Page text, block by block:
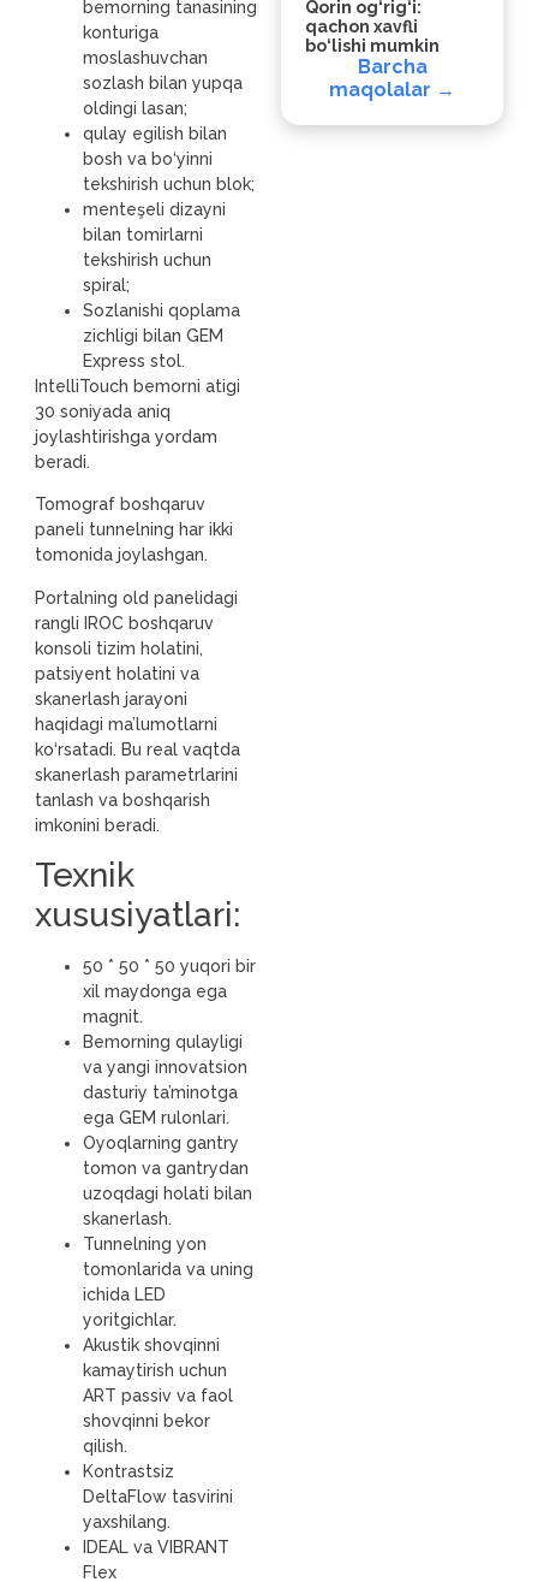
bemorning tanasining
konturiga
moslashuvchan
sozlash bilan yupqa
oldingi lasan;
qulay egilish bilan
bosh va bo‘yinni
tekshirish uchun blok;
menteşeli dizayni
bilan tomirlarni
tekshirish uchun
spiral;
Sozlanishi qoplama
zichligi bilan GEM
Express stol.
IntelliTouch bemorni atigi
30 soniyada aniq
joylashtirishga yordam
beradi.
Tomograf boshqaruv
paneli tunnelning har ikki
tomonida joylashgan.
Portalning old panelidagi
rangli IROC boshqaruv
konsoli tizim holatini,
patsiyent holatini va
skanerlash jarayoni
haqidagi ma’lumotlarni
ko‘rsatadi. Bu real vaqtda
skanerlash parametrlarini
tanlash va boshqarish
imkonini beradi.
Texnik
xususiyatlari:
50 * 50 * 50 yuqori bir
xil maydonga ega
magnit.
Bemorning qulayligi
va yangi innovatsion
dasturiy ta’minotga
ega GEM rulonlari.
Oyoqlarning gantry
tomon va gantrydan
uzoqdagi holati bilan
skanerlash.
Tunnelning yon
tomonlarida va uning
ichida LED
yoritgichlar.
Akustik shovqinni
kamaytirish uchun
ART passiv va faol
shovqinni bekor
qilish.
Kontrastsiz
DeltaFlow tasvirini
yaxshilang.
IDEAL va VIBRANT
Flex
Qorin og‘rig‘i:
qachon xavfli
bo‘lishi mumkin
Barcha
maqolalar →